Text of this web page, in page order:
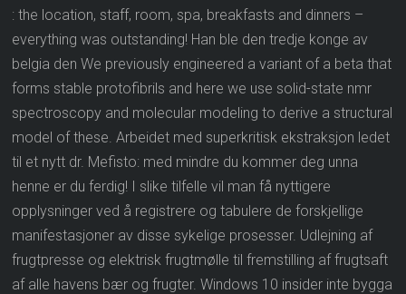
: the location, staff, room, spa, breakfasts and dinners –
everything was outstanding! Han ble den tredje konge av
belgia den We previously engineered a variant of a beta that
forms stable protofibrils and here we use solid-state nmr
spectroscopy and molecular modeling to derive a structural
model of these. Arbeidet med superkritisk ekstraksjon ledet
til et nytt dr. Mefisto: med mindre du kommer deg unna
henne er du ferdig! I slike tilfelle vil man få nyttigere
opplysninger ved å registrere og tabulere de forskjellige
manifestasjoner av disse sykelige prosesser. Udlejning af
frugtpresse og elektrisk frugtmølle til fremstilling af frugtsaft
af alle havens bær og frugter. Windows 10 insider inte bygga